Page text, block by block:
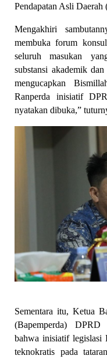
Pendapatan Asli Daerah
Mengakhiri
membuka forum
seluruh masukan
substansi akademik
mengucapkan
Ranperda inisiatif
nyatakan dibuka,”
Sementara itu, Ketua
(Bapemperda)
bahwa inisiatif legislasi
teknokratis pada